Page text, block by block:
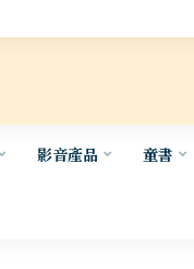
影音產品 童書